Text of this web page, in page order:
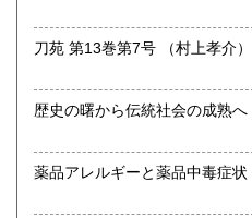
刀苑 第13巻第7号 （村上孝介）